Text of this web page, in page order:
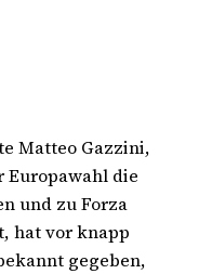
Matteo Gazzini,
die
und zu Forza
hat vor knapp
gegeben,